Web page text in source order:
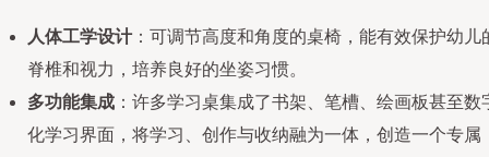
人体工学设计：可调节高度和角度的桌椅，能有效保护幼儿
脊椎和视力，培养良好的坐姿习惯。
多功能集成 ：许多学习桌集成了书架、笔槽、绘画板甚至数
化学习界面，将学习、创作与收纳融为一体，创造一个专属